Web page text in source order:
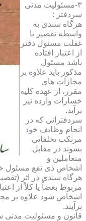
۳-مسئولیت مدنی
سردفتر :
هرگاه سندی به
واسطه تقصیر یا
غفلت مسئول دفتر
از اعتبار افتاده
باشد مسئول
مذکور باید علاوه بر
مجازات های
مقرر، از عهده کلیه
خسارات وارده نیز
برآید.
سردفترانی که در
انجام وظایف خود
مرتکب تخلفاتی
بشوند در مقابل
متعاملین و
اشخاص ذی نفع مسئول
هرگاه سندی در اثر
مربوط بعضاً یا کلاً از
اشخاص شود علاوه بر
برآیند.
قانون و مسئولیت مدنی